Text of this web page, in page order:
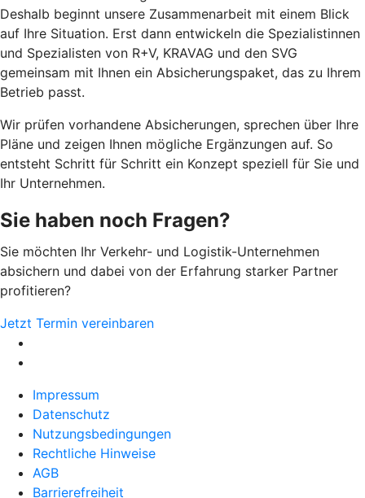
Deshalb beginnt unsere Zusammenarbeit mit einem Blick
auf Ihre Situation. Erst dann entwickeln die Spezialistinnen
und Spezialisten von R+V, KRAVAG und den SVG
gemeinsam mit Ihnen ein Absicherungspaket, das zu Ihrem
Betrieb passt.
Wir prüfen vorhandene Absicherungen, sprechen über Ihre
Pläne und zeigen Ihnen mögliche Ergänzungen auf. So
entsteht Schritt für Schritt ein Konzept speziell für Sie und
Ihr Unternehmen.
Sie haben noch Fragen?
Sie möchten Ihr Verkehr- und Logistik-Unternehmen
absichern und dabei von der Erfahrung starker Partner
profitieren?
Jetzt Termin vereinbaren
Impressum
Datenschutz
Nutzungsbedingungen
Rechtliche Hinweise
AGB
Barrierefreiheit